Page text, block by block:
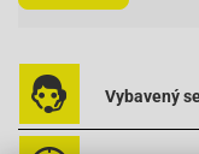
Vybavený